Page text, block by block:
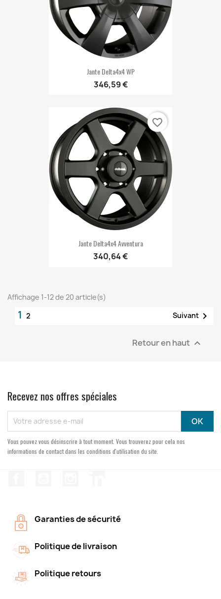
Jante Delta4x4 WP
346,59 €
Jante Delta4x4 Avventura
340,64 €
favorite_border
Affichage 1-12 de 20 article(s)
1 2 Suivant 
Retour en haut 
Recevez nos offres spéciales
Vous pouvez vous désinscrire à tout moment. Vous trouverez pour cela nos
informations de contact dans les conditions d'utilisation du site.
Garanties de sécurité
Politique de livraison
Politique retours